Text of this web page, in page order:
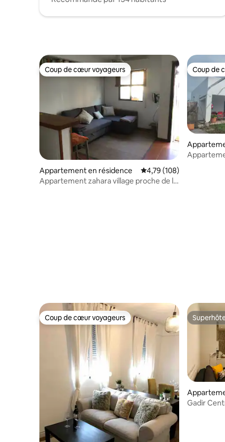
Coup de cœur voyageurs
Coup de cœur voyageurs
Appartement en résidence Évaluation moyenne sur
4,79 (108)
Appartement zahara village proche de la
Coup de
Coup de
Coup de cœur voyageurs
Coup de cœur voyageurs Superhôte
Gadir